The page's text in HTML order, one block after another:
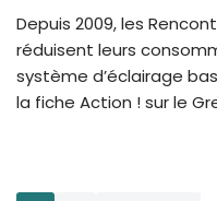
Depuis 2009, les
réduisent leurs
système d’éclairage
la fiche Action ! sur le